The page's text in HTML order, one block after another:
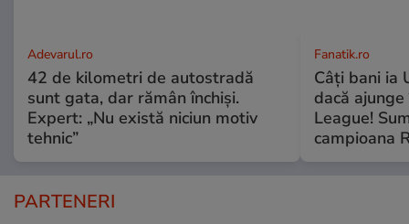
Adevarul.ro
42 de kilometri de autostradă
sunt gata, dar rămân închiși.
Expert: „Nu există niciun motiv
tehnic”
Fanatik.ro
Câți bani ia
dacă
League!
campioana
PARTENERI